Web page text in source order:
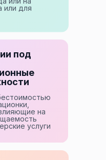
или для
под
на
услуги